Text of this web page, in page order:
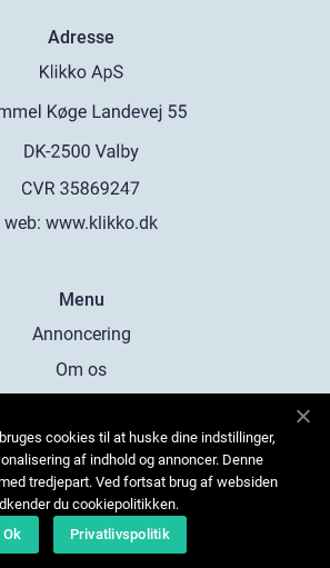
Adresse
web: www.klikko.dk
Menu
Annoncering
Om os
Kontakt os
Sitemap
cookies til at huske dine indstillinger,
af indhold og annoncer. Denne
tredjepart. Ved fortsat brug af websiden
du cookiepolitikken.
Ok
Privatlivspolitik